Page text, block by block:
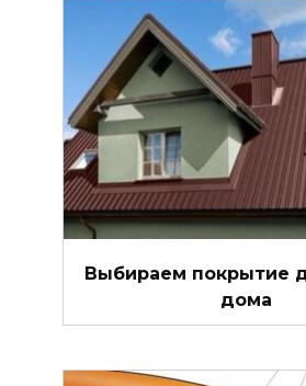
Выбираем покрытие
дома